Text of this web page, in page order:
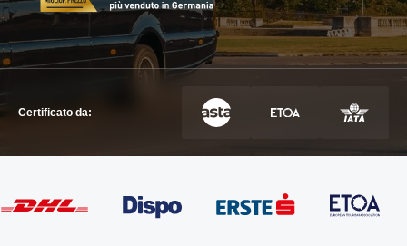
METTITI IN CONTATTO
METTITI IN CONTATTO
Certificato da: